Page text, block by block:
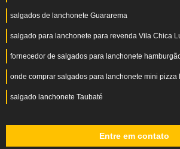
salgados de lanchonete Guararema
salgado para lanchonete para revenda Vila Chica
fornecedor de salgados para lanchonete
onde comprar salgados para lanchonete mini pizza
salgado lanchonete Taubaté
Entre em contato